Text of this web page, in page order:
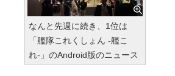
なんと先週に続き、1位は
「艦隊これくしょん -艦こ
れ-」のAndroid版のニュース